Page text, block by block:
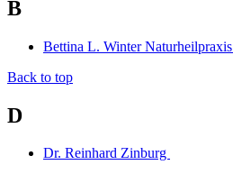
B
Bettina L. Winter Naturheilpraxis
Back to top
D
Dr. Reinhard Zinburg